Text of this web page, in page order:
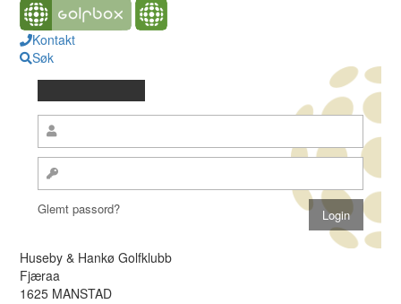
Kontakt
Søk
Glemt passord?
Huseby & Hankø Golfklubb
Fjæraa
1625 MANSTAD